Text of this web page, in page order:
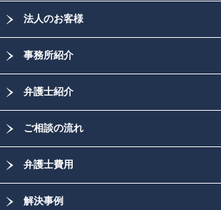
法人のお客様
事務所紹介
弁護士紹介
ご相談の流れ
弁護士費用
解決事例